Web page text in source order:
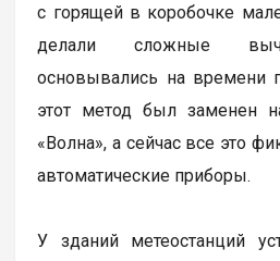
с горящей в коробочке
делали сложные
основывались на времени
этот метод был заменен
«Волна», а сейчас все это
автоматические приборы.
У зданий метеостанций